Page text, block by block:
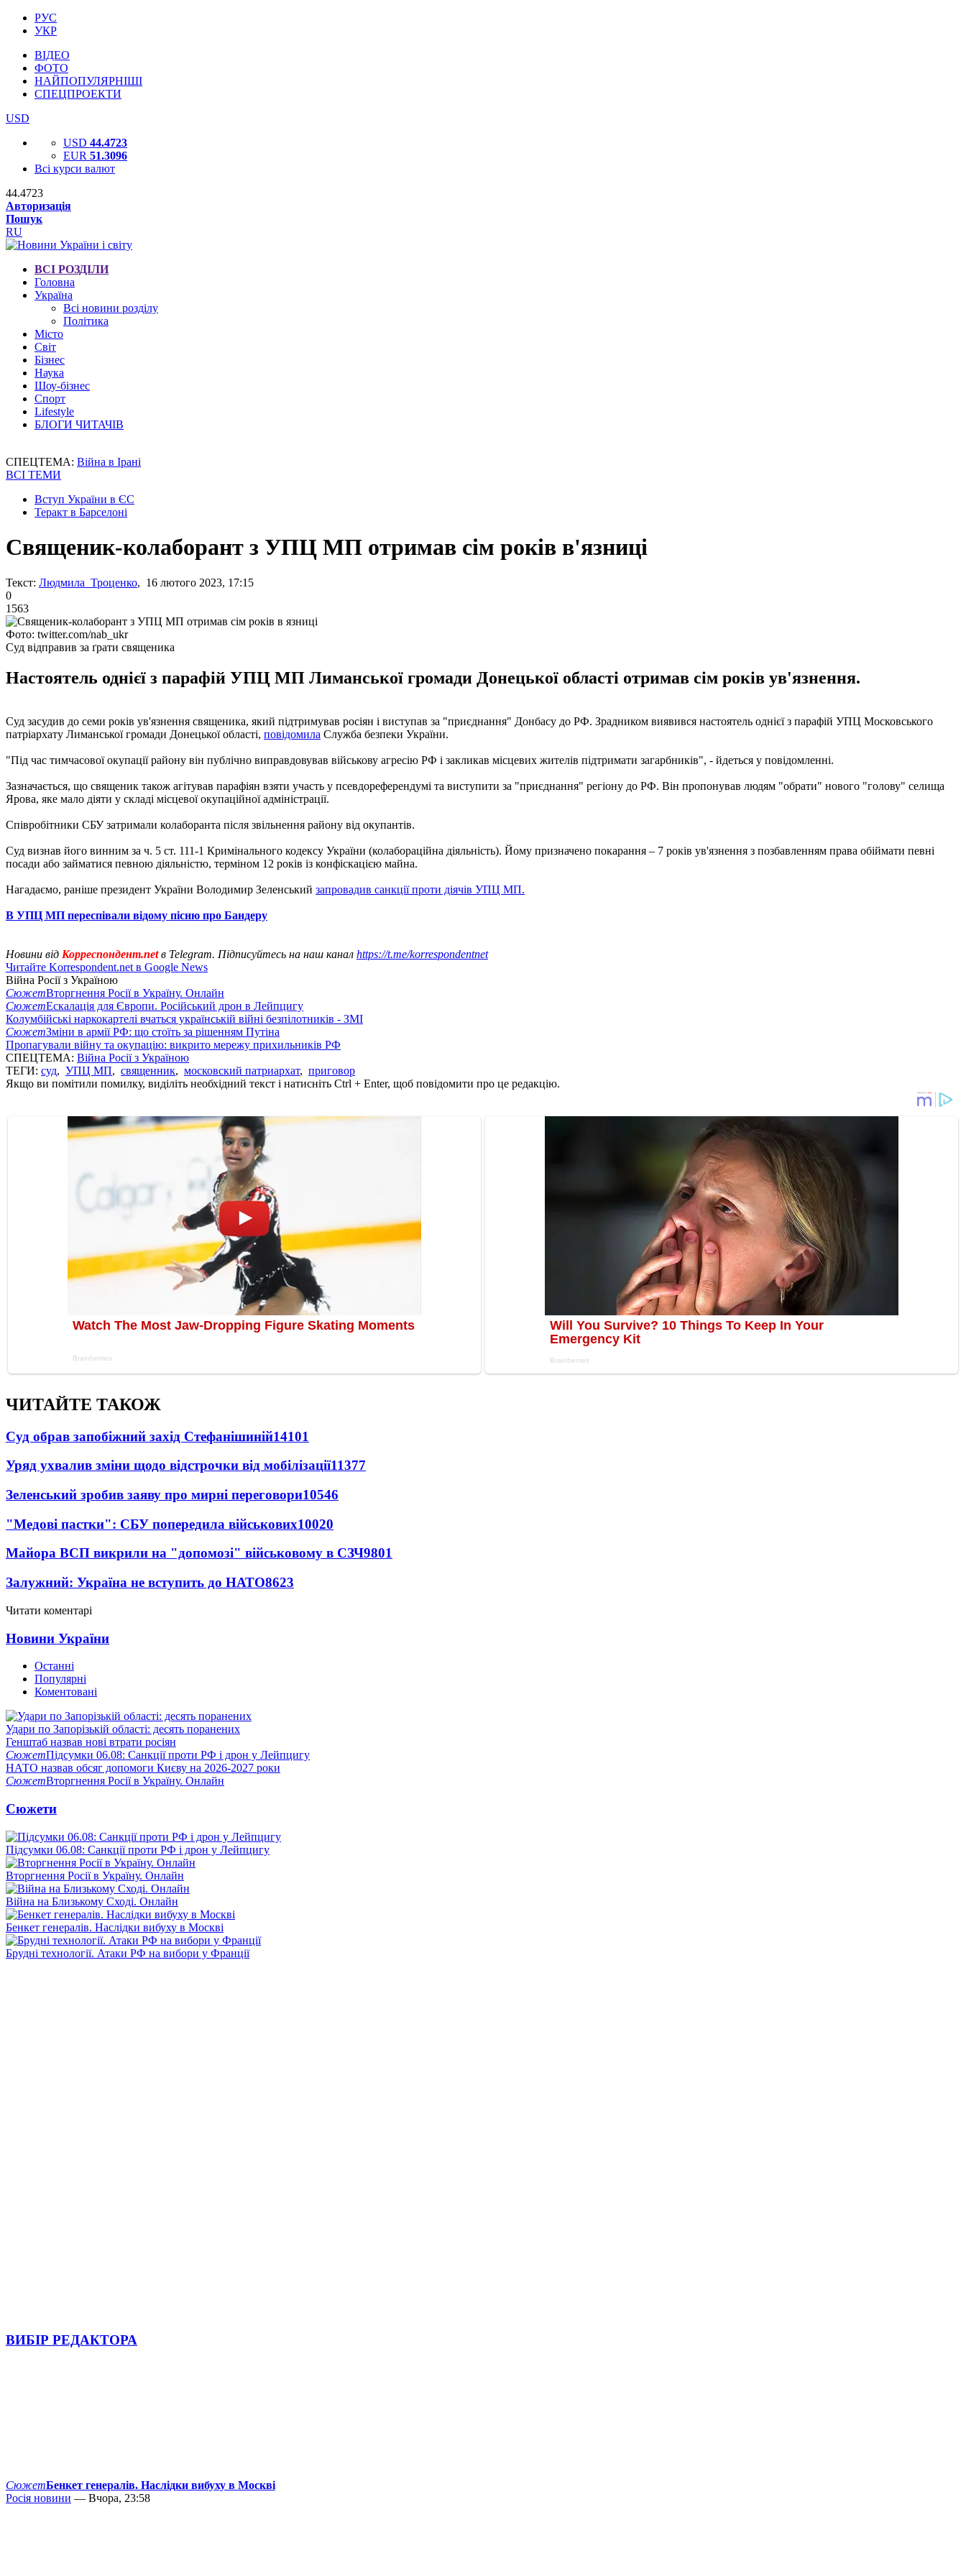
РУС
УКР
ВІДЕО
ФОТО
НАЙПОПУЛЯРНІШІ
СПЕЦПРОЕКТИ
USD
USD 44.4723
EUR 51.3096
Всі курси валют
44.4723
Авторизація
Пошук
RU
ВСІ РОЗДІЛИ
Головна
Україна
Всі новини розділу
Політика
Місто
Світ
Бізнес
Наука
Шоу-бізнес
Спорт
Lifestyle
БЛОГИ ЧИТАЧІВ
СПЕЦТЕМА: Війна в Ірані
ВСІ ТЕМИ
Вступ України в ЄС
Теракт в Барселоні
Священик-колаборант з УПЦ МП отримав сім років в'язниці
Текст: Людмила Троценко, 16 лютого 2023, 17:15
0
1563
Фото: twitter.com/nab_ukr
Суд відправив за ґрати священика
Настоятель однієї з парафій УПЦ МП Лиманської громади Донецької області отримав сім років ув'язнення.
Суд засудив до семи років ув'язнення священика, який підтримував росіян і виступав за "приєднання" Донбасу до РФ. Зрадником виявився настоятель однієї з парафій УПЦ Московського
патріархату Лиманської громади Донецької області, повідомила Служба безпеки України.
"Під час тимчасової окупації району він публічно виправдовував військову агресію РФ і закликав місцевих жителів підтримати загарбників", - йдеться у повідомленні.
Зазначається, що священик також агітував парафіян взяти участь у псевдореферендумі та виступити за "приєднання" регіону до РФ. Він пропонував людям "обрати" нового "голову" селища
Ярова, яке мало діяти у складі місцевої окупаційної адміністрації.
Співробітники СБУ затримали колаборанта після звільнення району від окупантів.
Суд визнав його винним за ч. 5 ст. 111-1 Кримінального кодексу України (колабораційна діяльність). Йому призначено покарання – 7 років ув'язнення з позбавленням права обіймати певні
посади або займатися певною діяльністю, терміном 12 років із конфіскацією майна.
Нагадаємо, раніше президент України Володимир Зеленський запровадив санкції проти діячів УПЦ МП.
В УПЦ МП переспівали відому пісню про Бандеру
Новини від Корреспондент.netв Telegram. Підписуйтесь на наш канал https://t.me/korrespondentnet
Читайте Korrespondent.net в Google News
Війна Росії з Україною
СюжетВторгнення Росії в Україну. Онлайн
СюжетЕскалація для Європи. Російський дрон в Лейпцигу
Колумбійські наркокартелі вчаться українській війні безпілотників - ЗМІ
СюжетЗміни в армії РФ: що стоїть за рішенням Путіна
Пропагували війну та окупацію: викрито мережу прихильників РФ
СПЕЦТЕМА: Війна Росії з Україною
ТЕГИ: суд, УПЦ МП, священник, московский патриархат, приговор
Якщо ви помітили помилку, виділіть необхідний текст і натисніть Ctrl + Enter, щоб повідомити про це редакцію.
ЧИТАЙТЕ ТАКОЖ
Суд обрав запобіжний захід Стефанішиній14101
Уряд ухвалив зміни щодо відстрочки від мобілізації11377
Зеленський зробив заяву про мирні переговори10546
"Медові пастки": СБУ попередила військових10020
Майора ВСП викрили на "допомозі" військовому в СЗЧ9801
Залужний: Україна не вступить до НАТО8623
Читати коментарі
Новини України
Останні
Популярні
Коментовані
Удари по Запорізькій області: десять поранених
Генштаб назвав нові втрати росіян
СюжетПідсумки 06.08: Санкції проти РФ і дрон у Лейпцигу
НАТО назвав обсяг допомоги Києву на 2026-2027 роки
СюжетВторгнення Росії в Україну. Онлайн
Сюжети
Підсумки 06.08: Санкції проти РФ і дрон у Лейпцигу
Вторгнення Росії в Україну. Онлайн
Війна на Близькому Сході. Онлайн
Бенкет генералів. Наслідки вибуху в Москві
Брудні технології. Атаки РФ на вибори у Франції
ВИБІР РЕДАКТОРА
СюжетБенкет генералів. Наслідки вибуху в Москві
Росія новини — Вчора, 23:58